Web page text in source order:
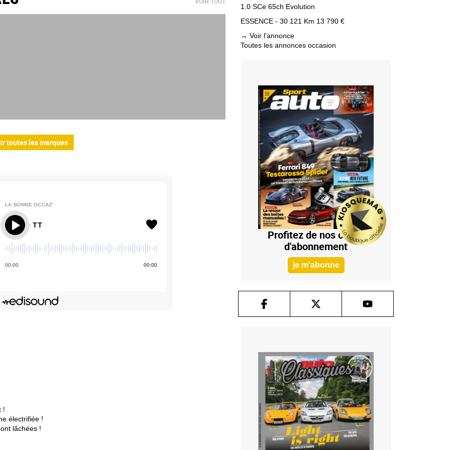
toutes les marques
LA BONNE OCCAZ'
La Bonne Occaz' - Audi TT
00:00 00:00
!
électrifiée !
lâchées !
1.0 SCe 65ch Evolution
ESSENCE - 30 121 Km 13 790 €
→ Voir l'annonce
Toutes les annonces occasion
Profitez de nos offres
d'abonnement
je m'abonne